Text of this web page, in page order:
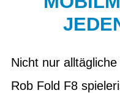
Nicht nur
Rob Fold F8